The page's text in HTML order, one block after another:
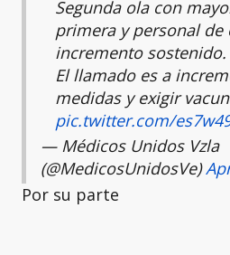
primera y personal de
incremento sostenido.
El llamado es a
medidas y exigir
pic.twitter.com/
— Médicos Unidos Vzla
(@MedicosUnidosVe)
Por su parte